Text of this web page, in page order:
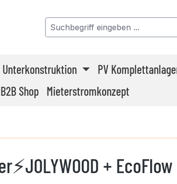
Unterkonstruktion
PV
B2B Shop Mieterstromkonzept
+ EcoFlow